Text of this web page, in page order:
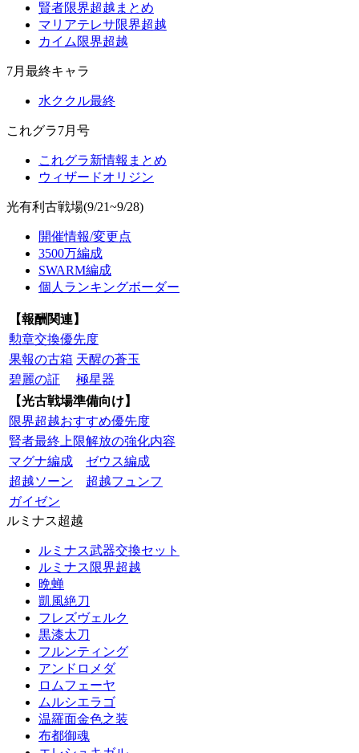
賢者限界超越まとめ
マリアテレサ限界超越
カイム限界超越
7月最終キャラ
水ククル最終
これグラ7月号
これグラ新情報まとめ
ウィザードオリジン
光有利古戦場(9/21~9/28)
開催情報/変更点
3500万編成
SWARM編成
個人ランキングボーダー
【報酬関連】
勲章交換優先度
果報の古箱 天醒の蒼玉
碧麗の証
極星器
【光古戦場準備向け】
限界超越おすすめ優先度
賢者最終上限解放の強化内容
マグナ編成
ゼウス編成
超越ソーン
超越フュンフ
ガイゼン
ルミナス超越
ルミナス武器交換セット
ルミナス限界超越
晩蝉
凱風絶刀
フレズヴェルク
黒漆太刀
フルンティング
アンドロメダ
ロムフェーヤ
ムルシエラゴ
温羅面金色之装
布都御魂